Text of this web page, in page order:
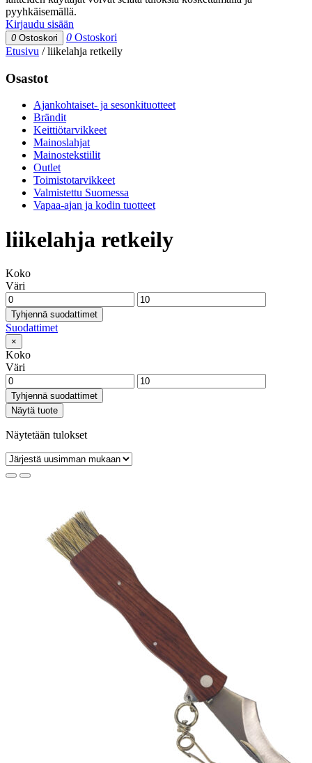
pyyhkäisemällä.
Kirjaudu sisään
0 Ostoskori 0 Ostoskori
Etusivu /liikelahja retkeily
Osastot
Ajankohtaiset- ja sesonkituotteet
Brändit
Keittiötarvikkeet
Mainoslahjat
Mainostekstiilit
Outlet
Toimistotarvikkeet
Valmistettu Suomessa
Vapaa-ajan ja kodin tuotteet
liikelahja retkeily
Koko
Väri
Tyhjennä suodattimet
Suodattimet
×
Koko
Väri
Tyhjennä suodattimet
Näytä tuote
Näytetään tulokset